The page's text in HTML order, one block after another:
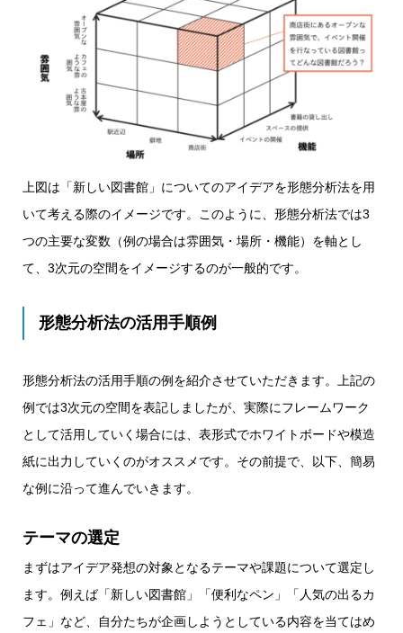
上図は「新しい図書館」についてのアイデアを形態分析法を用
いて考える際のイメージです。このように、形態分析法では3
つの主要な変数（例の場合は雰囲気・場所・機能）を軸とし
て、3次元の空間をイメージするのが一般的です。
形態分析法の活用手順例
形態分析法の活用手順の例を紹介させていただきます。上記の
例では3次元の空間を表記しましたが、実際にフレームワーク
として活用していく場合には、表形式でホワイトボードや模造
紙に出力していくのがオススメです。その前提で、以下、簡易
な例に沿って進んでいきます。
テーマの選定
まずはアイデア発想の対象となるテーマや課題について選定し
ます。例えば「新しい図書館」「便利なペン」「人気の出るカ
フェ」など、自分たちが企画しようとしている内容を当てはめ